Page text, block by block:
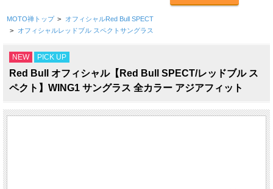
MOTO禅トップ > オフィシャルRed Bull SPECT
> オフィシャルレッドブル スペクトサングラス
NEW PICK UP
Red Bull オフィシャル【Red Bull SPECT/レッドブル ス
ペクト】WING1 サングラス 全カラー アジアフィット